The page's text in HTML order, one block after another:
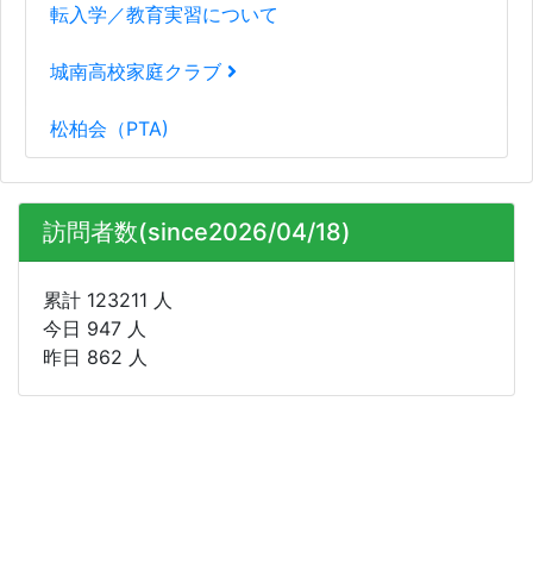
転入学／教育実習について
城南高校家庭クラブ
松柏会（PTA)
訪問者数(since2026/04/18)
累計 123211 人
今日 947 人
昨日 862 人